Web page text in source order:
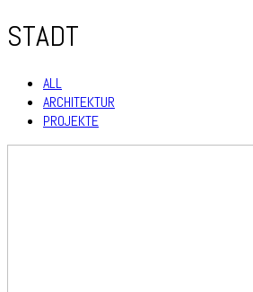
STADT
ALL
ARCHITEKTUR
PROJEKTE